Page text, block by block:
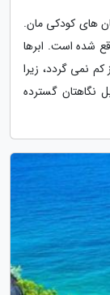
های کودکی مان.
شده است. ابرها
نمی گردد، زیرا
نگاهتان گسترده